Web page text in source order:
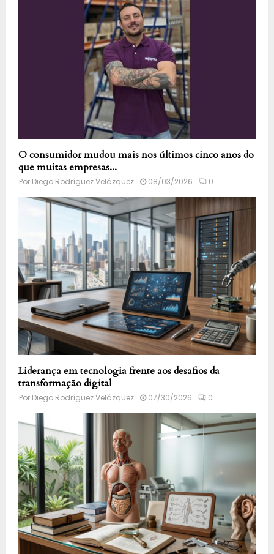
O consumidor mudou mais nos últimos cinco anos do
que muitas empresas...
Por Diego Rodríguez Velázquez 08/03/2026 0
Liderança em tecnologia frente aos desafios da
transformação digital
Por Diego Rodríguez Velázquez 07/30/2026 0